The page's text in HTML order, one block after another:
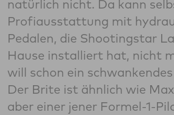
natürlich nicht. Da kann
Profiausstattung mit
Pedalen, die Shootingstar
Hause installiert hat, nicht
will schon ein
Der Brite ist ähnlich wie
aber einer jener Formel-1-